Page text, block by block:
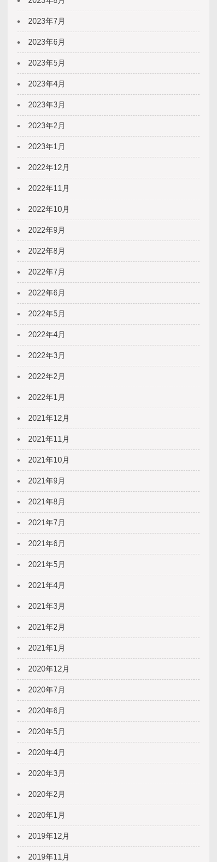
2023年7月
2023年6月
2023年5月
2023年4月
2023年3月
2023年2月
2023年1月
2022年12月
2022年11月
2022年10月
2022年9月
2022年8月
2022年7月
2022年6月
2022年5月
2022年4月
2022年3月
2022年2月
2022年1月
2021年12月
2021年11月
2021年10月
2021年9月
2021年8月
2021年7月
2021年6月
2021年5月
2021年4月
2021年3月
2021年2月
2021年1月
2020年12月
2020年7月
2020年6月
2020年5月
2020年4月
2020年3月
2020年2月
2020年1月
2019年12月
2019年11月